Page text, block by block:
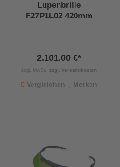
Lupenbrille
F27P1L02 420mm
2.101,00 €*
zzgl. MwSt., zzgl. Versandkosten
Vergleichen Merken